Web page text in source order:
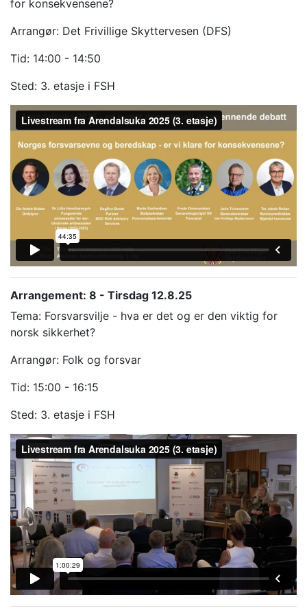
for konsekvensene?
Arrangør: Det Frivillige Skyttervesen (DFS)
Tid: 14:00 - 14:50
Sted: 3. etasje i FSH
Arrangement: 8 - Tirsdag 12.8.25
Tema: Forsvarsvilje - hva er det og er den viktig for
norsk sikkerhet?
Arrangør: Folk og forsvar
Tid: 15:00 - 16:15
Sted: 3. etasje i FSH